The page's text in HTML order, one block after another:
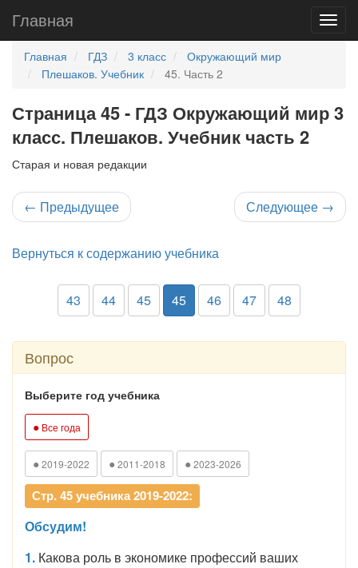
Главная
Главная ГДЗ 3 класс
Окружающий мир
Плешаков. Учебник
45. Часть 2
Страница 45 - ГДЗ Окружающий мир 3
класс. Плешаков. Учебник часть 2
Старая и новая редакции
← Предыдущее Следующее →
Вернуться к содержанию учебника
43 44 45 45 46 47 48
Вопрос
Выберите год учебника
● Все года
● 2019-2022 ● 2011-2018 ● 2023-2026
Стр. 45 учебника 2019-2022:
Обсудим!
1. Какова роль в экономике профессий ваших